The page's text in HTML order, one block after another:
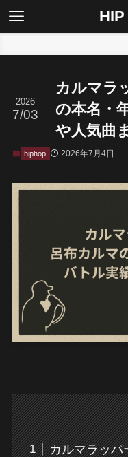
カルマラ
の本名・
や人気曲
2026
7/03
hiphop 2026年7月4日
カルマラッパ